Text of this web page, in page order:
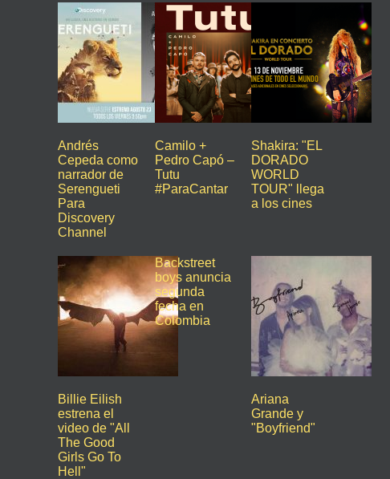
Andrés
Cepeda como
narrador de
Serengueti
Para
Discovery
Channel
Camilo +
Pedro Capó –
Tutu
#ParaCantar
Shakira: "EL
DORADO
WORLD
TOUR" llega
a los cines
Billie Eilish
estrena el
video de "All
The Good
Girls Go To
Hell"
Backstreet
boys anuncia
segunda
fecha en
Colombia
Ariana
Grande y
"Boyfriend"